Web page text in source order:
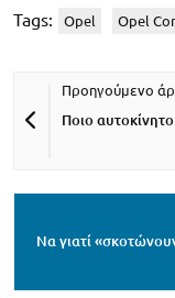
Tags: Opel Opel
Ποιο
Να γιατί